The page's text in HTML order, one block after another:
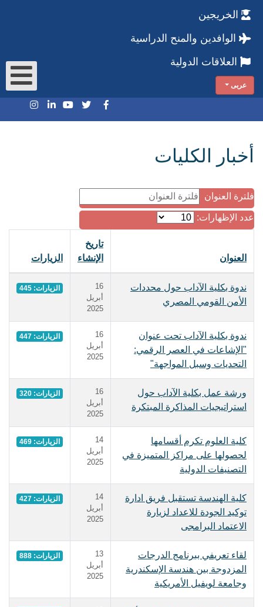
الخريجين
الوافدين والمنح الدراسية
العلاقات الدولية
عربى
أخبار الكليات
فلترة العنوان
عدد الإظهارات:
العنوان
تاريخ
الإنشاء
الزيارات
ندوة بكلية الآداب حول محددات
الأمن القومي المصري
16
أبريل
2025
الزيارات: 445
ندوة بكلية الآداب تحت عنوان
"الإشاعات في العصر الرقمي:
التحديات وسبل المواجهة"
16
أبريل
2025
الزيارات: 447
ورشة عمل بكلية الآداب حول
استراتيجيات المذاكرة المبتكرة
16
أبريل
2025
الزيارات: 320
كلية العلوم تكرم أقسامها
لحصولها على مراكز المتميزة في
التصنيفات الدولية
14
أبريل
2025
الزيارات: 469
كلية الهندسة تستقبل فريق ادارة
توكيد الجودة للاعداد لزيارة
الاعتماد البرامجى
14
أبريل
2025
الزيارات: 427
لقاء تعريفي ببرنامج الدرجات
المزدوجة بين هندسة الإسكندرية
وجامعة لويفيل الأمريكية
13
أبريل
2025
الزيارات: 888